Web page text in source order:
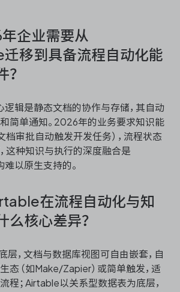
企业需要从
移到具备流程自动化能
？
辑是静态文档的协作与存储，其自动
简单通知。2026年的业务要求知识能
档审批自动触发开发任务），流程状态
这种知识与执行的深度融合是
以原生支持的。
在流程自动化与知
么核心差异？
，文档与数据库视图可自由嵌套，自
态（如Make/Zapier）或简单触发，适
程；Airtable以关系型数据表为底层，